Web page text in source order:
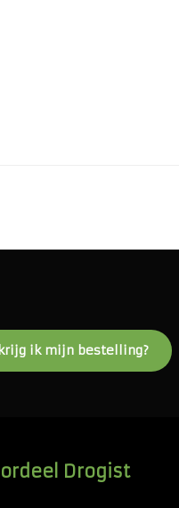
ik mijn bestelling?
Drogist